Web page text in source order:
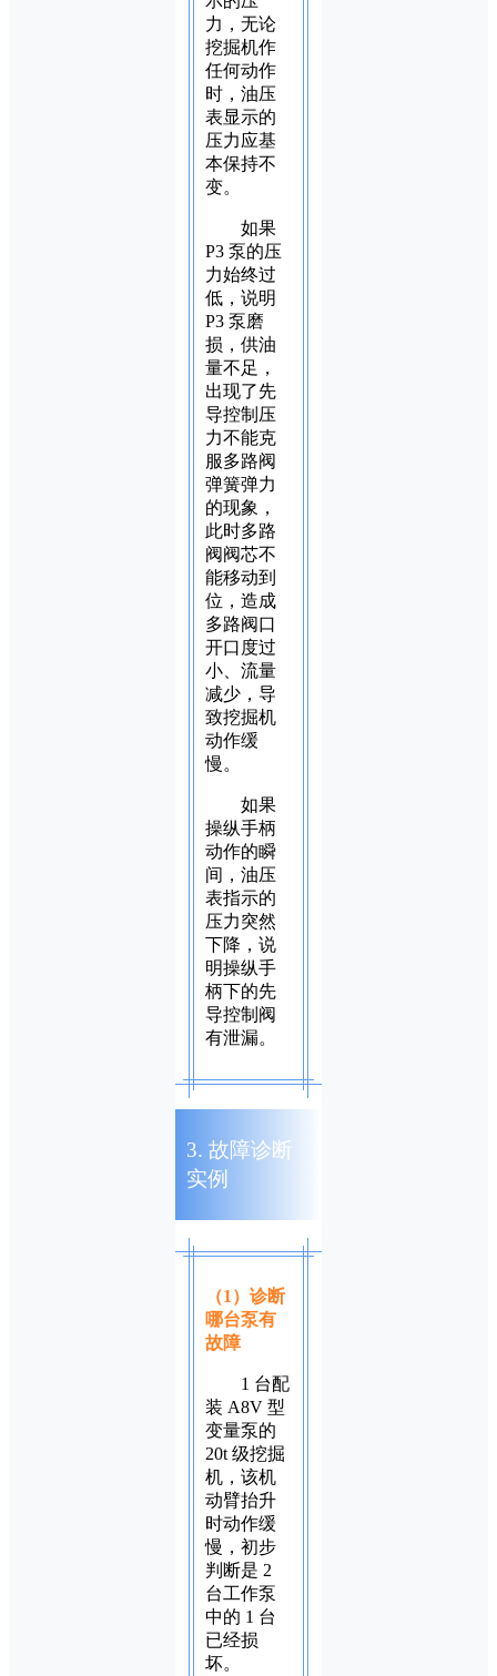
力，无论
挖掘机作
任何动作
时，油压
表显示的
压力应基
本保持不
变。
如果
P3 泵的压
力始终过
低，说明
P3 泵磨
损，供油
量不足，
出现了先
导控制压
力不能克
服多路阀
弹簧弹力
的现象，
此时多路
阀阀芯不
能移动到
位，造成
多路阀口
开口度过
小、流量
减少，导
致挖掘机
动作缓
慢。
如果
操纵手柄
动作的瞬
间，油压
表指示的
压力突然
下降，说
明操纵手
柄下的先
导控制阀
有泄漏。
3. 故障诊断
实例
（1）诊断
哪台泵有
故障
1 台配
装 A8V 型
变量泵的
20t 级挖掘
机，该机
动臂抬升
时动作缓
慢，初步
判断是 2
台工作泵
中的 1 台
已经损
坏。